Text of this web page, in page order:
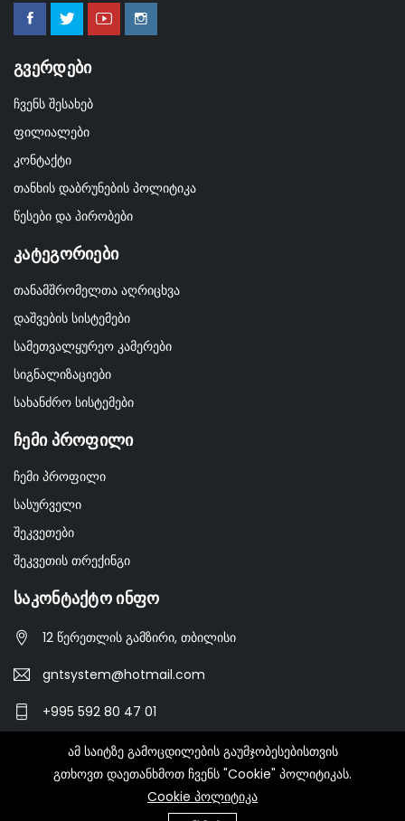
Გვერდები
ჩვენს შესახებ
ფილიალები
კონტაქტი
თანხის დაბრუნების პოლიტიკა
წესები და პირობები
Კატეგორიები
თანამშრომელთა აღრიცხვა
დაშვების სისტემები
სამეთვალყურეო კამერები
სიგნალიზაციები
სახანძრო სისტემები
Ჩემი Პროფილი
ჩემი პროფილი
სასურველი
შეკვეთები
შეკვეთის თრექინგი
Საკონტაქტო Ინფო
12 წერეთლის გამზირი, თბილისი
gntsystem@hotmail.com
+995 592 80 47 01
© 2022-2023 GNT.GE - All Rights Reserved.
ამ საიტზე გამოცდილების გაუმჯობესებისთვის
გთხოვთ დაეთანხმოთ ჩვენს "Cookie" პოლიტიკას.
Cookie პოლიტიკა